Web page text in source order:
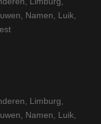
, Namen, Luik,
, Limburg,
, Namen, Luik,